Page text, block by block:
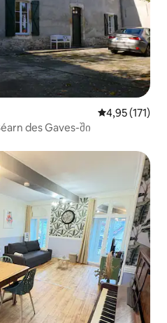
საშუალო
4,95 (171)
des Gaves-ში